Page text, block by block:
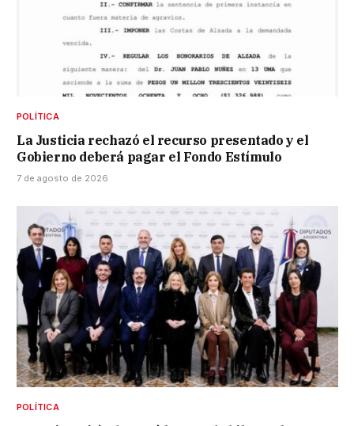
POLÍTICA
La Justicia rechazó el recurso presentado y el
Gobierno deberá pagar el Fondo Estímulo
7 de agosto de 2026
POLÍTICA